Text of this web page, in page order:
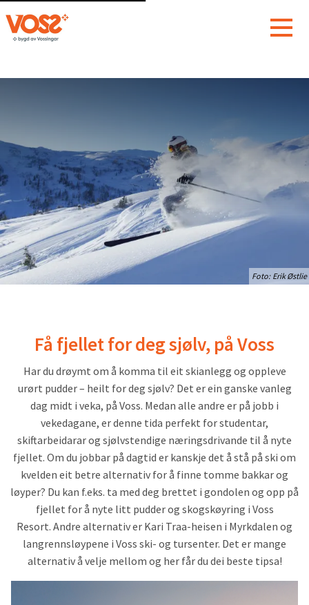
Foto: Erik Østlie
Få fjellet for deg sjølv, på Voss
Har du drøymt om å komma til eit skianlegg og oppleve
urørt pudder – heilt for deg sjølv? Det er ein ganske vanleg
dag midt i veka, på Voss. Medan alle andre er på jobb i
vekedagane, er denne tida perfekt for studentar,
skiftarbeidarar og sjølvstendige næringsdrivande til å nyte
fjellet. Om du jobbar på dagtid er kanskje det å stå på ski om
kvelden eit betre alternativ for å finne tomme bakkar og
løyper? Du kan f.eks. ta med deg brettet i gondolen og opp på
fjellet for å nyte litt pudder og skogskøyring i Voss
Resort. Andre alternativ er Kari Traa-heisen i Myrkdalen og
langrennsløypene i Voss ski- og tursenter. Det er mange
alternativ å velje mellom og her får du dei beste tipsa!